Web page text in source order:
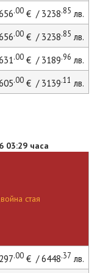
.00€ / 3238.85 лв.
.00€ / 3238.85 лв.
.00€ / 3189.96 лв.
.00€ / 3139.11 лв.
03:29 часа
стая
.00€ / 6448.37 лв.